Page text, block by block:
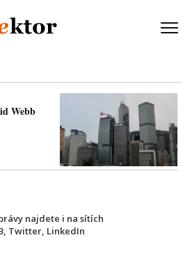
Webb
najdete i na sítích
, Twitter, LinkedIn